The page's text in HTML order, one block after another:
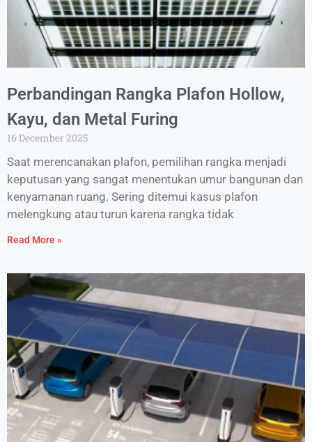
Perbandingan Rangka Plafon Hollow,
Kayu, dan Metal Furing
16 December 2025
Saat merencanakan plafon, pemilihan rangka menjadi
keputusan yang sangat menentukan umur bangunan dan
kenyamanan ruang. Sering ditemui kasus plafon
melengkung atau turun karena rangka tidak
Read More »